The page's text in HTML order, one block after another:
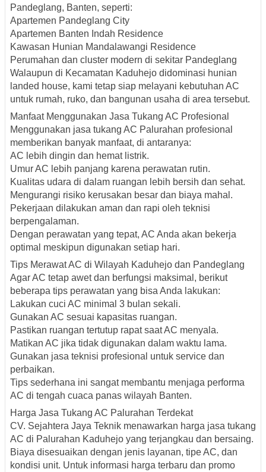
Pandeglang, Banten, seperti:
Apartemen Pandeglang City
Apartemen Banten Indah Residence
Kawasan Hunian Mandalawangi Residence
Perumahan dan cluster modern di sekitar Pandeglang
Walaupun di Kecamatan Kaduhejo didominasi hunian
landed house, kami tetap siap melayani kebutuhan AC
untuk rumah, ruko, dan bangunan usaha di area tersebut.
Manfaat Menggunakan Jasa Tukang AC Profesional
Menggunakan jasa tukang AC Palurahan profesional
memberikan banyak manfaat, di antaranya:
AC lebih dingin dan hemat listrik.
Umur AC lebih panjang karena perawatan rutin.
Kualitas udara di dalam ruangan lebih bersih dan sehat.
Mengurangi risiko kerusakan besar dan biaya mahal.
Pekerjaan dilakukan aman dan rapi oleh teknisi
berpengalaman.
Dengan perawatan yang tepat, AC Anda akan bekerja
optimal meskipun digunakan setiap hari.
Tips Merawat AC di Wilayah Kaduhejo dan Pandeglang
Agar AC tetap awet dan berfungsi maksimal, berikut
beberapa tips perawatan yang bisa Anda lakukan:
Lakukan cuci AC minimal 3 bulan sekali.
Gunakan AC sesuai kapasitas ruangan.
Pastikan ruangan tertutup rapat saat AC menyala.
Matikan AC jika tidak digunakan dalam waktu lama.
Gunakan jasa teknisi profesional untuk service dan
perbaikan.
Tips sederhana ini sangat membantu menjaga performa
AC di tengah cuaca panas wilayah Banten.
Harga Jasa Tukang AC Palurahan Terdekat
CV. Sejahtera Jaya Teknik menawarkan harga jasa tukang
AC di Palurahan Kaduhejo yang terjangkau dan bersaing.
Biaya disesuaikan dengan jenis layanan, tipe AC, dan
kondisi unit. Untuk informasi harga terbaru dan promo